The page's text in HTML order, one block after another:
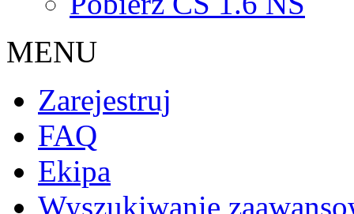
MENU
Zarejestruj
FAQ
Ekipa
Wyszukiwanie